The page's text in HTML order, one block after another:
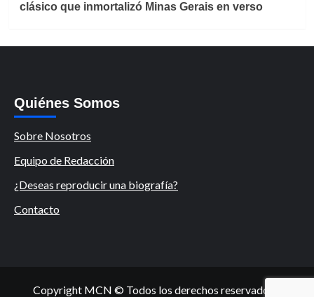
clásico que inmortalizó Minas Gerais en verso
Quiénes Somos
Sobre Nosotros
Equipo de Redacción
¿Deseas reproducir una biografía?
Contacto
Copyright MCN © Todos los derechos reservados.